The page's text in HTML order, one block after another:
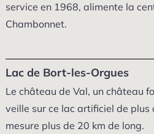
service en 1968, alimente la
Chambonnet.
Lac de Bort-les-Orgues
Le château de Val, un château
veille sur ce lac artificiel de
mesure plus de 20 km de long.